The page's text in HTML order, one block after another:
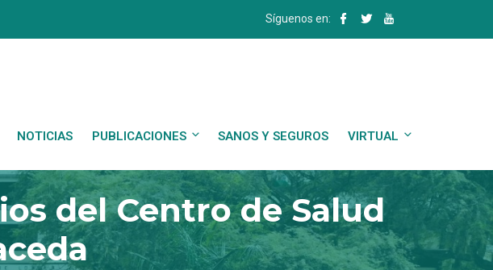
Síguenos en:
NOTICIAS PUBLICACIONES SANOS Y SEGUROS VIRTUAL
del Centro de Salud